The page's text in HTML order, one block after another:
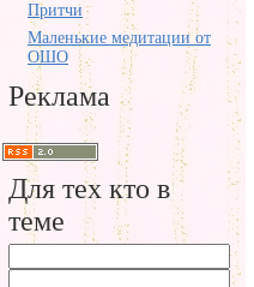
Притчи
Маленькие медитации от
ОШО
Реклама
Для тех кто в
теме